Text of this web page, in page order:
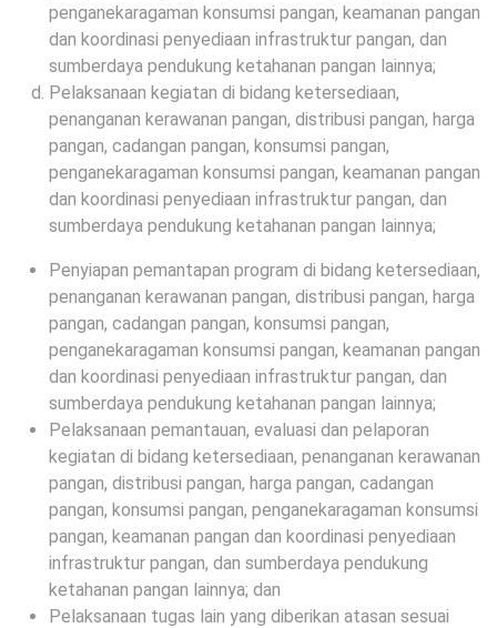
penganekaragaman konsumsi pangan, keamanan pangan
dan koordinasi penyediaan infrastruktur pangan, dan
sumberdaya pendukung ketahanan pangan lainnya;
Pelaksanaan kegiatan di bidang ketersediaan,
penanganan kerawanan pangan, distribusi pangan, harga
pangan, cadangan pangan, konsumsi pangan,
penganekaragaman konsumsi pangan, keamanan pangan
dan koordinasi penyediaan infrastruktur pangan, dan
sumberdaya pendukung ketahanan pangan lainnya;
Penyiapan pemantapan program di bidang ketersediaan,
penanganan kerawanan pangan, distribusi pangan, harga
pangan, cadangan pangan, konsumsi pangan,
penganekaragaman konsumsi pangan, keamanan pangan
dan koordinasi penyediaan infrastruktur pangan, dan
sumberdaya pendukung ketahanan pangan lainnya;
Pelaksanaan pemantauan, evaluasi dan pelaporan
kegiatan di bidang ketersediaan, penanganan kerawanan
pangan, distribusi pangan, harga pangan, cadangan
pangan, konsumsi pangan, penganekaragaman konsumsi
pangan, keamanan pangan dan koordinasi penyediaan
infrastruktur pangan, dan sumberdaya pendukung
ketahanan pangan lainnya; dan
Pelaksanaan tugas lain yang diberikan atasan sesuai